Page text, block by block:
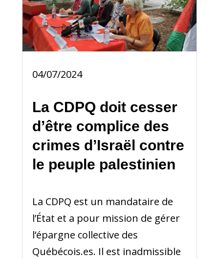
04/07/2024
La CDPQ doit cesser
d’être complice des
crimes d’Israël contre
le peuple palestinien
La CDPQ est un mandataire de
l’État et a pour mission de gérer
l’épargne collective des
Québécois.es. Il est inadmissible